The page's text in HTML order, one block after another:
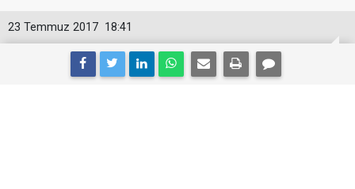
18:41
23 Temmuz 2017